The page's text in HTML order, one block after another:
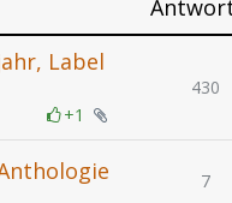
Label
+1
430
7